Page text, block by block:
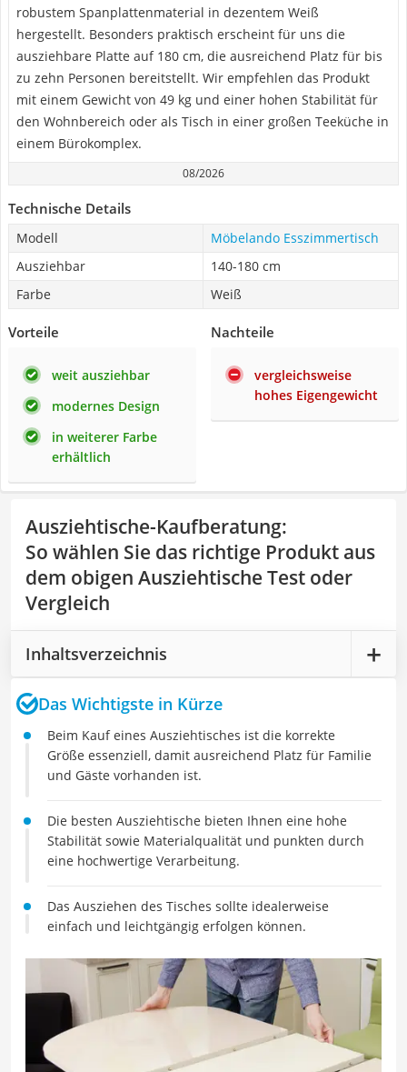
robustem Spanplattenmaterial in dezentem Weiß
hergestellt. Besonders praktisch erscheint für uns die
ausziehbare Platte auf 180 cm, die ausreichend Platz für bis
zu zehn Personen bereitstellt. Wir empfehlen das Produkt
mit einem Gewicht von 49 kg und einer hohen Stabilität für
den Wohnbereich oder als Tisch in einer großen Teeküche in
einem Bürokomplex.
08/2026
Technische Details
Modell
Möbelando Esszimmertisch
Ausziehbar
140-180 cm
Farbe
Weiß
Vorteile
weit ausziehbar
modernes Design
in weiterer Farbe
erhältlich
Nachteile
vergleichsweise
hohes Eigengewicht
Ausziehtische-Kaufberatung:
So wählen Sie das richtige Produkt aus
dem obigen Ausziehtische Test oder
Vergleich
Inhaltsverzeichnis
Das Wichtigste in Kürze
Beim Kauf eines Ausziehtisches ist die korrekte
Größe essenziell, damit ausreichend Platz für Familie
und Gäste vorhanden ist.
Die besten Ausziehtische bieten Ihnen eine hohe
Stabilität sowie Materialqualität und punkten durch
eine hochwertige Verarbeitung.
Das Ausziehen des Tisches sollte idealerweise
einfach und leichtgängig erfolgen können.